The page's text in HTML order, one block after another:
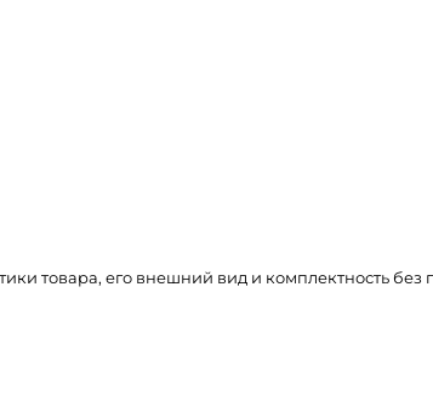
товара, его внешний вид и комплектность